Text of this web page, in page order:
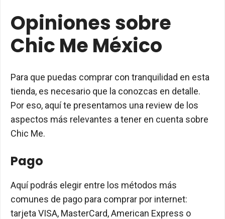
Opiniones sobre
Chic Me México
Para que puedas comprar con tranquilidad en esta
tienda, es necesario que la conozcas en detalle.
Por eso, aquí te presentamos una review de los
aspectos más relevantes a tener en cuenta sobre
Chic Me.
Pago
Aquí podrás elegir entre los métodos más
comunes de pago para comprar por internet:
tarjeta VISA, MasterCard, American Express o